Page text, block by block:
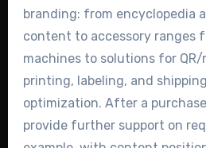
branding: from encyclopedia
content to accessory ranges
machines to solutions for
printing, labeling, and shipping
optimization. After a
provide further support on